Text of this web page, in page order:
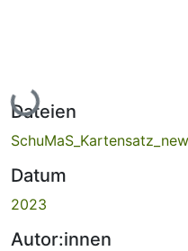
Lade...
Dateien
Datum
2023
Autor:innen